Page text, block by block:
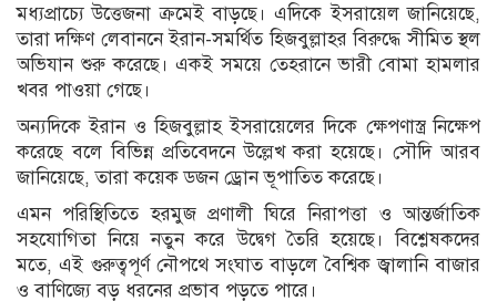
মধ্যপ্রাচ্যে উত্তেজনা ক্রমেই বাড়ছে। এদিকে ইসরায়েল জানিয়েছে,
তারা দক্ষিণ লেবাননে ইরান-সমর্থিত হিজবুল্লাহর বিরুদ্ধে সীমিত স্থল
অভিযান শুরু করেছে। একই সময়ে তেহরানে ভারী বোমা হামলার
খবর পাওয়া গেছে।
অন্যদিকে ইরান ও হিজবুল্লাহ ইসরায়েলের দিকে ক্ষেপণাস্ত্র নিক্ষেপ
করেছে বলে বিভিন্ন প্রতিবেদনে উল্লেখ করা হয়েছে। সৌদি আরব
জানিয়েছে, তারা কয়েক ডজন ড্রোন ভূপাতিত করেছে।
এমন পরিস্থিতিতে হরমুজ প্রণালী ঘিরে নিরাপত্তা ও আন্তর্জাতিক
সহযোগিতা নিয়ে নতুন করে উদ্বেগ তৈরি হয়েছে। বিশ্লেষকদের
মতে, এই গুরুত্বপূর্ণ নৌপথে সংঘাত বাড়লে বৈশ্বিক জ্বালানি বাজার
ও বাণিজ্যে বড় ধরনের প্রভাব পড়তে পারে।